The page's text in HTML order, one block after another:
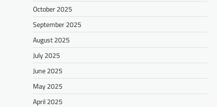
October 2025
September 2025
August 2025
July 2025
June 2025
May 2025
April 2025